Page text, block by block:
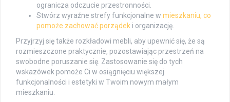
ogranicza odczucie przestronności.
Stwórz wyraźne strefy funkcjonalne w mieszkaniu, co
pomoże zachować porządek i organizację.
Przyjrzyj się także rozkładowi mebli, aby upewnić się, że są
rozmieszczone praktycznie, pozostawiając przestrzeń na
swobodne poruszanie się. Zastosowanie się do tych
wskazówek pomoże Ci w osiągnięciu większej
funkcjonalności i estetyki w Twoim nowym małym
mieszkaniu.